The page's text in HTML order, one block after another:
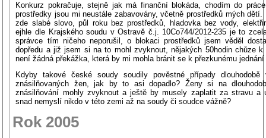
Konkurz pokračuje, stejně jak má finanční blokáda, chodím do
prostředky jsou mi neustále zabavovány, včetně prostředků mých dětí.
zde slabé slovo, půl roku bez prostředků, hladovka bez vody,
ejhle dle Krajského soudu v Ostravě č.j. 10Co744/2012-235 je to
správce tím ničeho neporušil, o blokaci prostředků jsem věděl
dopředu a již jsem si na to mohl zvyknout, nějakých 50hodin chůze k
není žádná překážka, která by mi mohla bránit se k přezkunému
Kdyby takové české soudy soudily pověstné případy dlouhodobě
znásilňovaných žen, jak by to asi dopadlo? Ženy si na
znásilňování mohly zvyknout a ještě by musely zaplatit za stravu a
snad nemyslí nikdo v této zemi až na soudy či soudce vážně?
Rok 2005